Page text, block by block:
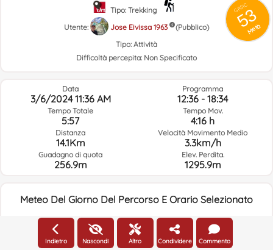
GRSIC
53
Metà
Tipo: Trekking
Utente:
Jose Eivissa 1963
(Pubblico)
Tipo: Attività
Difficoltà percepita: Non Specificato
Data
3/6/2024 11:36 AM
Tempo Totale
5:57
Distanza
14.1Km
Guadagno di quota
256.9m
Programma
12:36 - 18:34
Tempo Mov.
4:16 h
Velocità Movimento Medio
3.3km/h
Elev. Perdita.
1295.9m
Meteo Del Giorno Del Percorso E Orario Selezionato
11:00
Indietro Nascondi Altro Condividere Commento